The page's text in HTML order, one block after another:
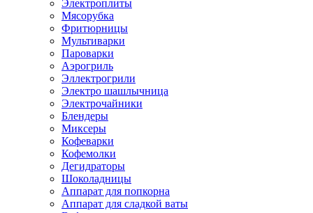
Электроплиты
Мясорубка
Фритюрницы
Мультиварки
Пароварки
Аэрогриль
Эллектрогрили
Электро шашлычница
Электрочайники
Блендеры
Миксеры
Кофеварки
Кофемолки
Дегидраторы
Шоколадницы
Аппарат для попкорна
Аппарат для сладкой ваты